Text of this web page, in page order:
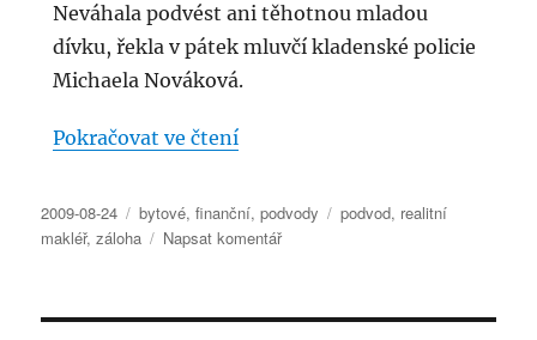
Neváhala podvést ani těhotnou mladou
dívku, řekla v pátek mluvčí kladenské policie
Michaela Nováková.
Pokračovat ve čtení„Makléřka z Kladna nabízela
Publikováno:
2009-08-24 Rubriky:
bytové,finanční,podvody Štítky:
podvod, realitní
makléř,záloha Napsat komentářpro
názvem